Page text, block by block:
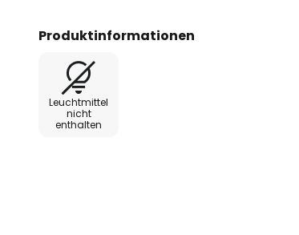
Produktinformationen
Leuchtmittel
nicht
enthalten